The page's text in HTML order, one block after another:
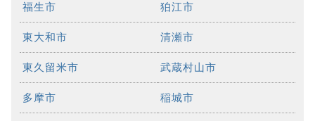
福生市 狛江市
東大和市 清瀬市
東久留米市 武蔵村山市
多摩市 稲城市